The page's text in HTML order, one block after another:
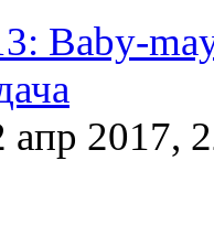
Baby-
апр 2017,